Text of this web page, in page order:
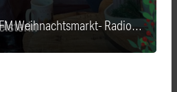
Das DONAU 3 FM Weihnachtsmarkt- Radio mit Katrin Albsteiger, der Oberbürgermeisterin von Neu-Ulm